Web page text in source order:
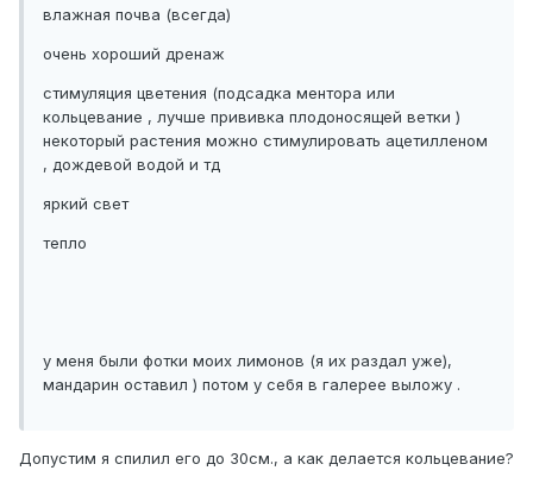
влажная почва (всегда)
очень хороший дренаж
стимуляция цветения (подсадка ментора или
кольцевание , лучше прививка плодоносящей ветки )
некоторый растения можно стимулировать ацетилленом
, дождевой водой и тд
яркий свет
тепло
у меня были фотки моих лимонов (я их раздал уже),
мандарин оставил ) потом у себя в галерее выложу .
Допустим я спилил его до 30см., а как делается кольцевание?